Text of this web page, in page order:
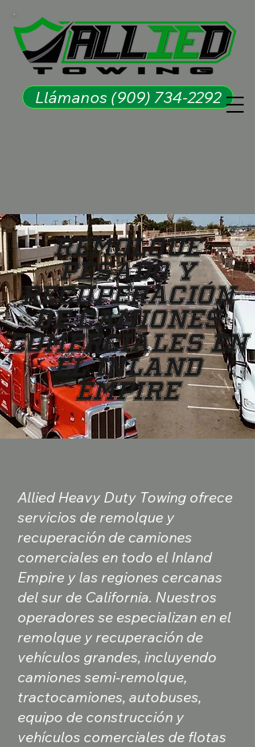
Llámanos (909) 734-2292
Remolque
Pesado y
Recuperación
de Camiones
Comerciales en
el Inland
Empire
Allied Heavy Duty Towing ofrece
servicios de remolque y
recuperación de camiones
comerciales en todo el Inland
Empire y las regiones cercanas
del sur de California. Nuestros
operadores se especializan en el
remolque y recuperación de
vehículos grandes, incluyendo
camiones semi-remolque,
tractocamiones, autobuses,
equipo de construcción y
vehículos comerciales de flotas